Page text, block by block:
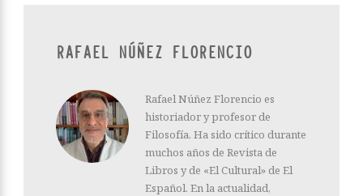
RAFAEL NÚÑEZ FLORENCIO
Rafael Núñez Florencio es
historiador y profesor de
Filosofía. Ha sido crítico durante
muchos años de Revista de
Libros y de «El Cultural» de El
Español. En la actualidad,